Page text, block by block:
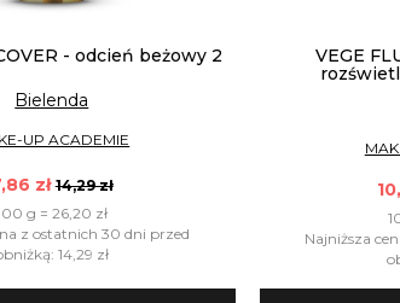
- odcień beżowy 2
Bielenda
UP ACADEMIE
zł 14,29 zł
g = 26,20 zł
z ostatnich 30 dni przed
14,29 zł
VEGE
Najniższa